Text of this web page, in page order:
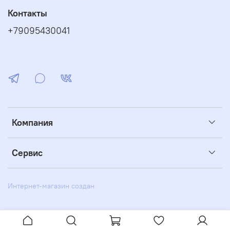
Компания
Сервис
Контакты
+79095430041
Интернет-магазин создан